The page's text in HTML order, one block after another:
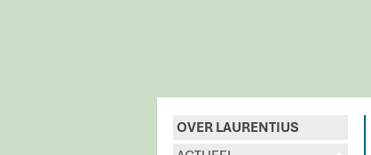
OVER LAURENTIUS